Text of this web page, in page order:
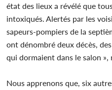
état des lieux a révélé que
intoxiqués. Alertés par les
sapeurs-pompiers de la
ont dénombré deux décès,
qui dormaient dans le salon »,
Nous apprenons que, six